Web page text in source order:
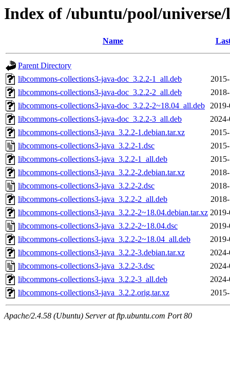
Index of /ubuntu/pool/
Name
Parent Directory
libcommons-collections3-java-doc_3.2.2-1_all.deb
libcommons-collections3-java-doc_3.2.2-2_all.deb
libcommons-collections3-java-doc_3.2.2-2~18.04_all.deb
libcommons-collections3-java-doc_3.2.2-3_all.deb
libcommons-collections3-java_3.2.2-1.debian.tar.xz
libcommons-collections3-java_3.2.2-1.dsc
libcommons-collections3-java_3.2.2-1_all.deb
libcommons-collections3-java_3.2.2-2.debian.tar.xz
libcommons-collections3-java_3.2.2-2.dsc
libcommons-collections3-java_3.2.2-2_all.deb
libcommons-collections3-java_3.2.2-2~18.04.debian.tar.xz
libcommons-collections3-java_3.2.2-2~18.04.dsc
libcommons-collections3-java_3.2.2-2~18.04_all.deb
libcommons-collections3-java_3.2.2-3.debian.tar.xz
libcommons-collections3-java_3.2.2-3.dsc
libcommons-collections3-java_3.2.2-3_all.deb
libcommons-collections3-java_3.2.2.orig.tar.xz
Apache/2.4.58 (Ubuntu) Server at ftp.ubuntu.com Port 80